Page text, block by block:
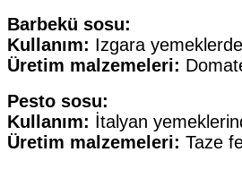
Barbekü sosu:
Kullanım: Izgara
Üretim malzemeleri:
Pesto sosu:
Kullanım: İtalyan
Üretim malzemeleri: Taze